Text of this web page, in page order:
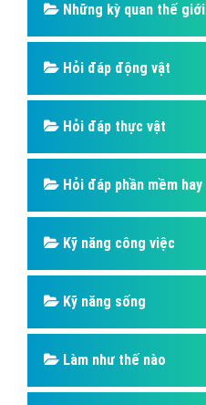
Những kỳ quan thế giới
Hỏi đáp động vật
Hỏi đáp thực vật
Hỏi đáp phần mềm hay
Kỹ năng công việc
Kỹ năng sống
Làm như thế nào